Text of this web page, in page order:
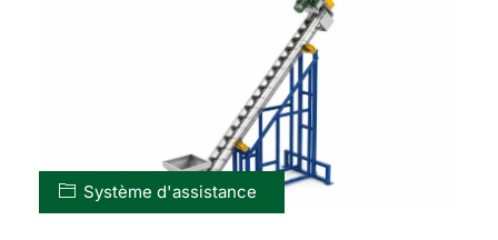
Système d'assistance